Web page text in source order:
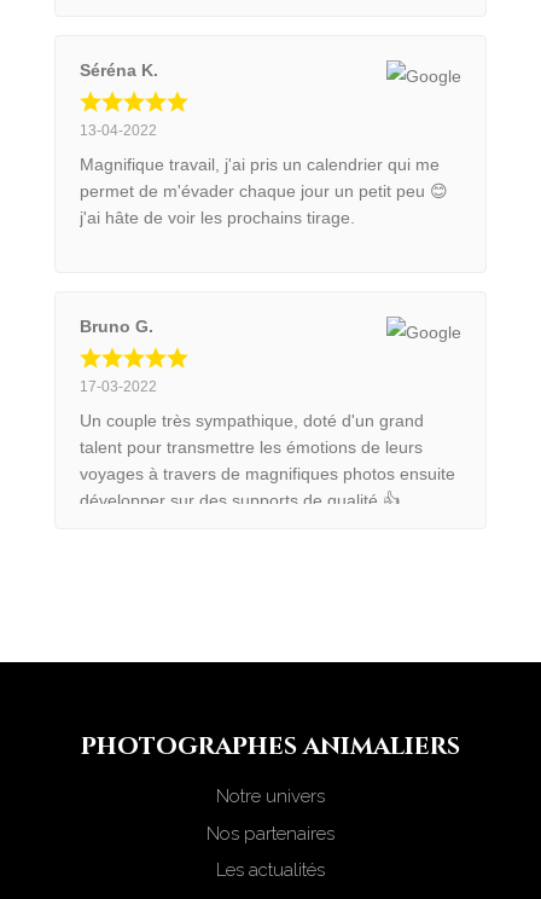
Séréna K.
13-04-2022
Magnifique travail, j'ai pris un calendrier qui me
permet de m'évader chaque jour un petit peu 😊
j'ai hâte de voir les prochains tirage.
Bruno G.
17-03-2022
Un couple très sympathique, doté d'un grand
talent pour transmettre les émotions de leurs
voyages à travers de magnifiques photos ensuite
développer sur des supports de qualité 👍
photographes animaliers
Notre univers
Nos partenaires
Les actualités